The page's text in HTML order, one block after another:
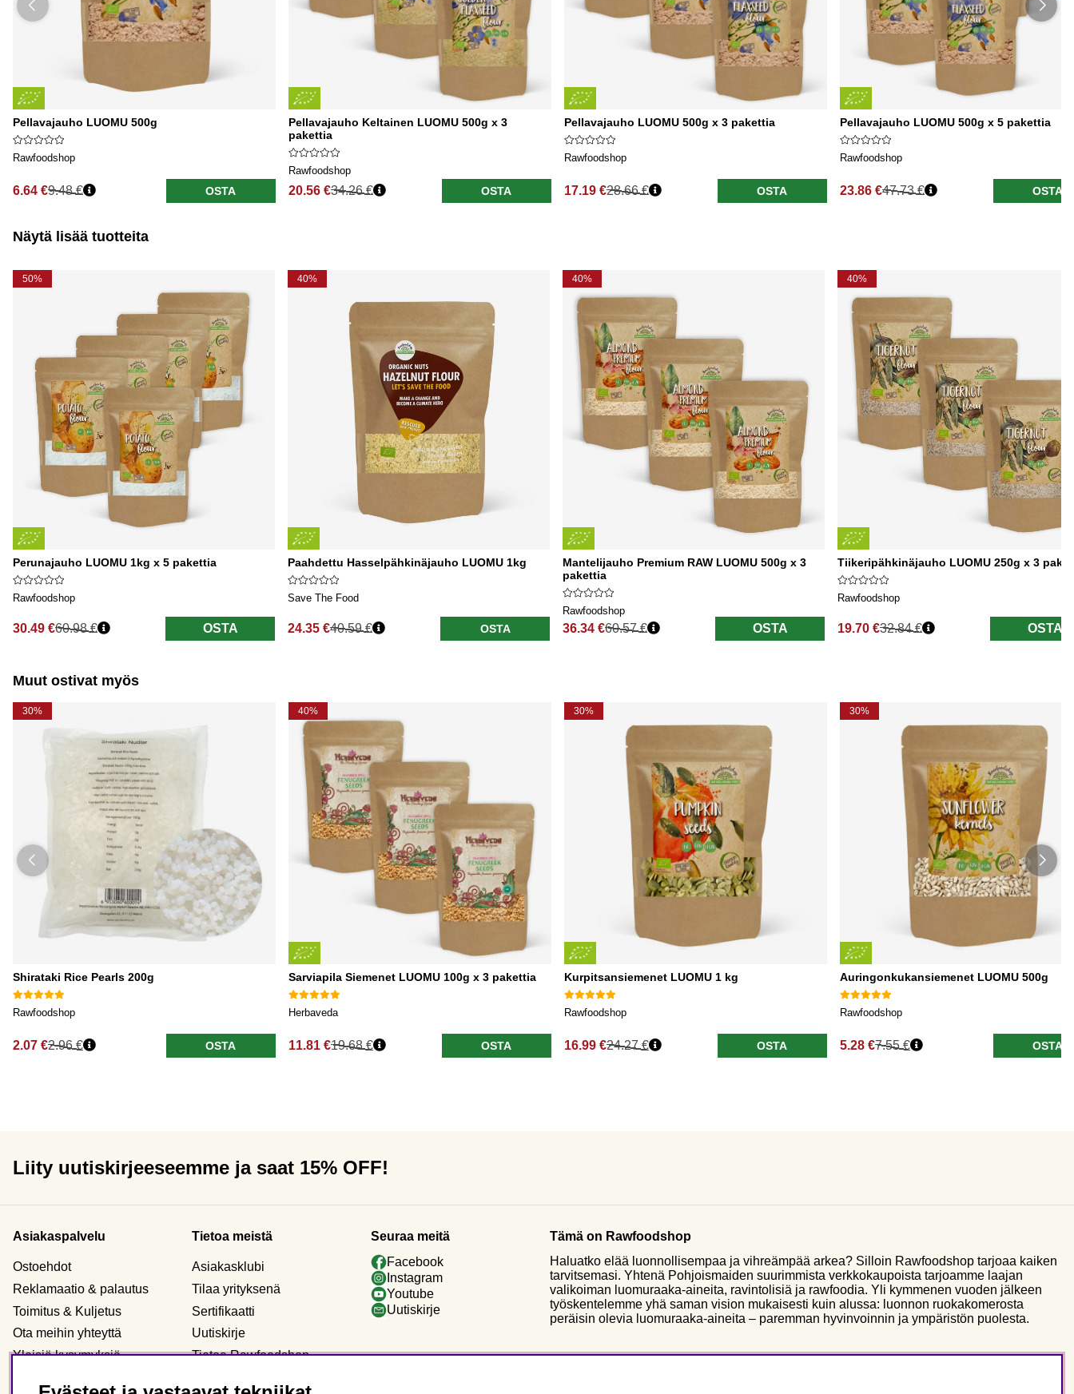
Pellavajauho LUOMU 500g
Rawfoodshop
6.64 €9.48 € OSTA
Pellavajauho Keltainen LUOMU 500g x 3
pakettia
Rawfoodshop
20.56 €34.26 € OSTA
Pellavajauho LUOMU 500g x 3 pakettia
Rawfoodshop
17.19 €28.66 € OSTA
Pellavajauho LUOMU 500g x 5 pakettia
Rawfoodshop
23.86 €47.73 € OSTA
Näytä lisää tuotteita
50%
Perunajauho LUOMU 1kg x 5 pakettia
Rawfoodshop
30.49 €
Normaali hinta
60.98 € OSTA
40%
Paahdettu Hasselpähkinäjauho LUOMU 1kg
Save The Food
24.35 €
Normaali hinta
40.59 € OSTA
40%
Mantelijauho Premium RAW LUOMU 500g x 3
pakettia
Rawfoodshop
36.34 €
Normaali hinta
60.57 € OSTA
40%
Tiikeripähkinäjauho LUOMU 250g x 3
Rawfoodshop
19.70 €
Normaali hinta
32.84 € OSTA
Muut ostivat myös
30%
Shirataki Rice Pearls 200g
Rawfoodshop
2.07 €2.96 € OSTA
40%
Sarviapila Siemenet LUOMU 100g x 3 pakettia
Herbaveda
11.81 €19.68 € OSTA
30%
Kurpitsansiemenet LUOMU 1 kg
Rawfoodshop
16.99 €24.27 € OSTA
30%
Auringonkukansiemenet LUOMU 500g
Rawfoodshop
5.28 €7.55 € OSTA
Liity uutiskirjeeseemme ja saat 15% OFF!
Asiakaspalvelu
Ostoehdot
Reklamaatio & palautus
Toimitus & Kuljetus
Ota meihin yhteyttä
Yleisiä kysymyksiä
Tietoa meistä
Asiakasklubi
Tilaa yrityksenä
Sertifikaatti
Uutiskirje
Tietoa Rawfoodshop
Seuraa meitä
Facebook
Instagram
Youtube
Uutiskirje
Tämä on Rawfoodshop
Haluatko elää luonnollisempaa ja vihreämpää arkea? Silloin Rawfoodshop tarjoaa kaiken
tarvitsemasi. Yhtenä Pohjoismaiden suurimmista verkkokaupoista tarjoamme laajan
valikoiman luomuraaka-aineita, ravintolisiä ja rawfoodia. Yli kymmenen vuoden jälkeen
työskentelemme yhä saman vision mukaisesti kuin alussa: luonnon ruokakomerosta
peräisin olevia luomuraaka-aineita – paremman hyvinvoinnin ja ympäristön puolesta.